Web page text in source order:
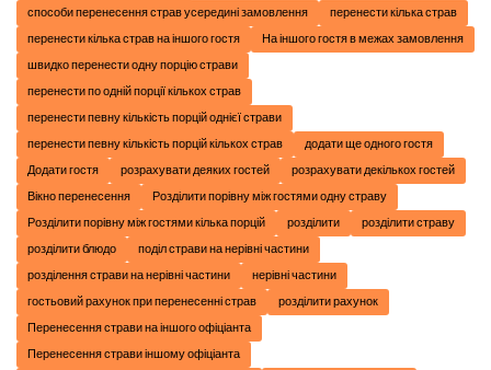
способи перенесення страв усередині замовлення
перенести кілька страв
перенести кілька страв на іншого гостя
На іншого гостя в межах замовлення
швидко перенести одну порцію страви
перенести по одній порції кількох страв
перенести певну кількість порцій однієї страви
перенести певну кількість порцій кількох страв
додати ще одного гостя
Додати гостя
розрахувати деяких гостей
розрахувати декількох гостей
Вікно перенесення
Розділити порівну між гостями одну страву
Розділити порівну між гостями кілька порцій
розділити
розділити страву
розділити блюдо
поділ страви на нерівні частини
розділення страви на нерівні частини
нерівні частини
гостьовий рахунок при перенесенні страв
розділити рахунок
Перенесення страви на іншого офіціанта
Перенесення страви іншому офіціанта